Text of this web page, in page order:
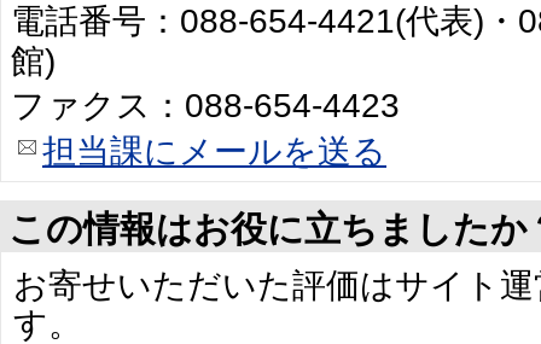
電話番号：088-654-4421(代表)・
館)
ファクス：088-654-4423
担当課にメールを送る
この情報はお役に立ちましたか
お寄せいただいた評価はサイト
す。